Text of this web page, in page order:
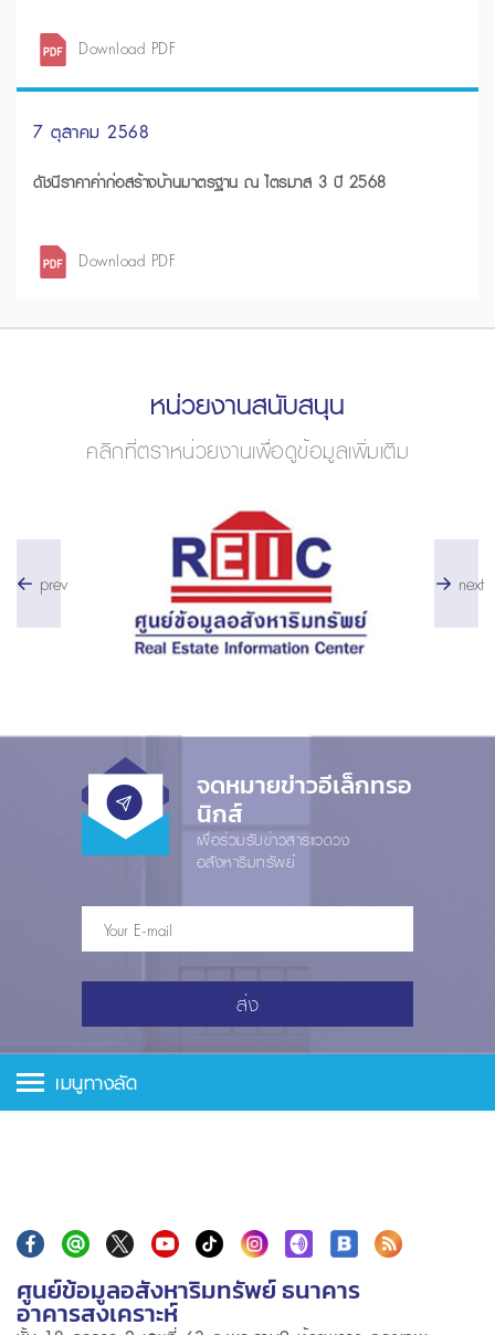
Download PDF
7 ตุลาคม 2568
ดัชนีราคาค่าก่อสร้างบ้านมาตรฐาน ณ ไตรมาส 3 ปี 2568
Download PDF
หน่วยงานสนับสนุน
คลิกที่ตราหน่วยงานเพื่อดูข้อมูลเพิ่มเติม
prev next
จดหมายข่าวอีเล็กทรอ
นิกส์
เพื่อร่วมรับข่าวสารแวดวง
อสังหาริมทรัพย์
ส่ง
เมนูทางลัด
ศูนย์ข้อมูลอสังหาริมทรัพย์ ธนาคาร
อาคารสงเคราะห์